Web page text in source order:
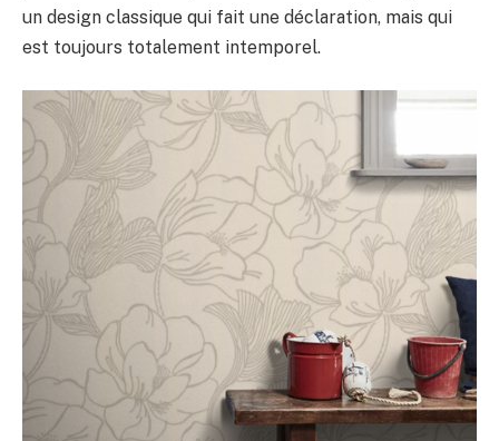
un design classique qui fait une déclaration, mais qui
est toujours totalement intemporel.